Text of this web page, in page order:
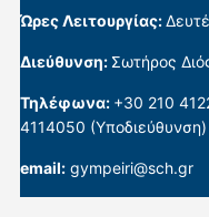
Ώρες Λειτουργίας:
Διεύθυνση: Σωτήρος
Τηλέφωνα: +30 210
4114050 (Υποδιεύθυνση)
email:gympeiri@sch.gr